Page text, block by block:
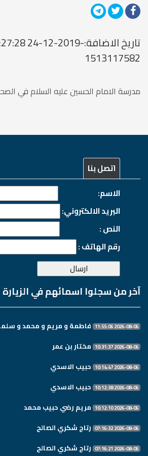
1513117582
مدرسة الامام الحسين عليه السلام في
اتصل بنا
الاسم:
البريد الالكتروني:
النص :
رقم الهاتف :
آخر من سجلوا اسمائهم في الزيارة
2026-08-06 11:55:06 فاطمة و مريم و محمد و
2026-08-06 10:31:37 مختار بن عمر
2026-08-06 10:14:47 حبيب الاسدي
2026-08-06 10:12:38 حبيب الاسدي
2026-08-06 10:12:10 مريم رضي حبيب محمد
2026-08-06 07:16:32 رتاج شكري الصالح
2026-08-06 07:16:21 رتاج شكري الصالح